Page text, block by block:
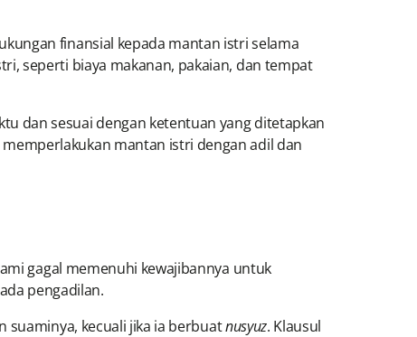
finansial kepada mantan istri selama
seperti biaya makanan, pakaian, dan tempat
dan sesuai dengan ketentuan yang ditetapkan
mantan istri dengan adil dan
gagal memenuhi kewajibannya untuk
pengadilan.
suaminya, kecuali jika ia berbuatnusyuz. Klausul